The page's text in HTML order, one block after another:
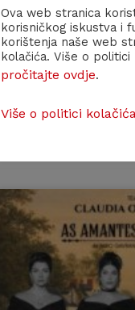
Ova web stranica
korisničkog iskustva i
korištenja naše web
kolačića. Više o
pročitajte ovdje.
Više o politici